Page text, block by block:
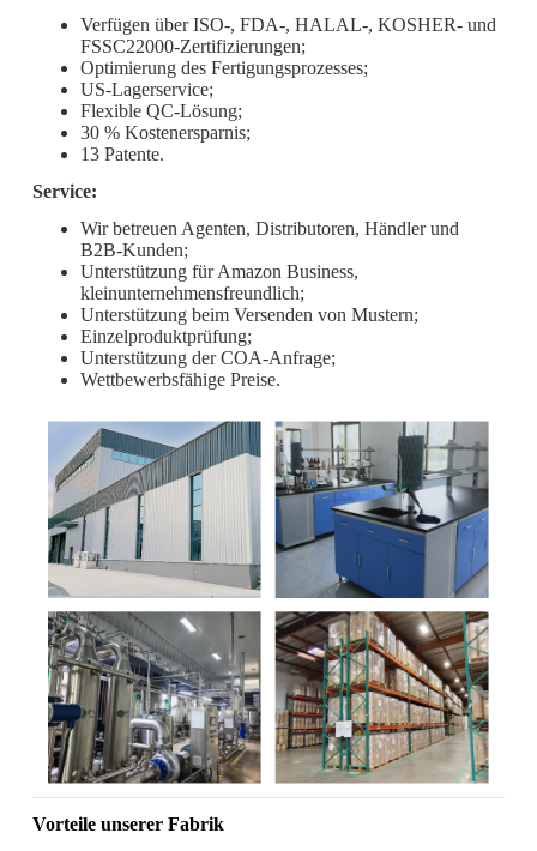
Verfügen über ISO-, FDA-, HALAL-, KOSHER- und
FSSC22000-Zertifizierungen;
Optimierung des Fertigungsprozesses;
US-Lagerservice;
Flexible QC-Lösung;
30 % Kostenersparnis;
13 Patente.
Service:
Wir betreuen Agenten, Distributoren, Händler und
B2B-Kunden;
Unterstützung für Amazon Business,
kleinunternehmensfreundlich;
Unterstützung beim Versenden von Mustern;
Einzelproduktprüfung;
Unterstützung der COA-Anfrage;
Wettbewerbsfähige Preise.
Vorteile unserer Fabrik